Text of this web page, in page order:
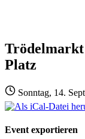
Platz
Sonntag, 14.
Event exportieren